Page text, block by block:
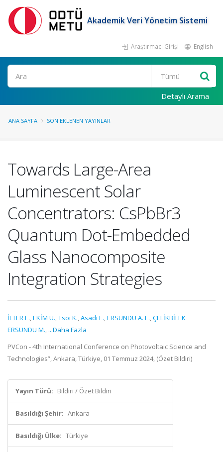
Akademik Veri Yönetim Sistemi
Araştırmacı Girişi English
Ara
Detaylı Arama
ANA SAYFA SON EKLENEN YAYINLAR
Towards Large-Area
Luminescent Solar
Concentrators: CsPbBr3
Quantum Dot-Embedded
Glass Nanocomposite
Integration Strategies
İLTER E.,EKİM U.,Tsoi K.,Asadi E.,ERSUNDU A. E.,ÇELİKBİLEK
ERSUNDU M., ...Daha Fazla
PVCon - 4th International Conference on Photovoltaic Science and
Technologies”, Ankara, Türkiye, 01 Temmuz 2024, (Özet Bildiri)
Yayın Türü: Bildiri / Özet Bildiri
Basıldığı Şehir: Ankara
Basıldığı Ülke: Türkiye